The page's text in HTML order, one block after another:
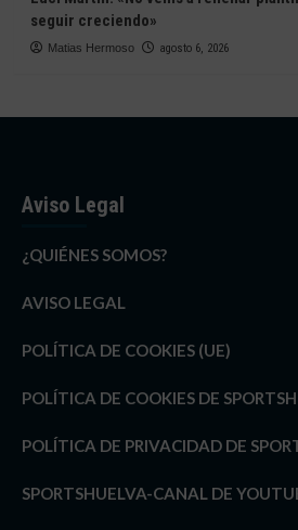
seguir creciendo»
Matias Hermoso agosto 6, 2026
Aviso Legal
¿QUIÉNES SOMOS?
AVISO LEGAL
POLÍTICA DE COOKIES (UE)
POLÍTICA DE COOKIES DE
POLÍTICA DE PRIVACIDAD DE
SPORTSHUELVA-CANAL DE